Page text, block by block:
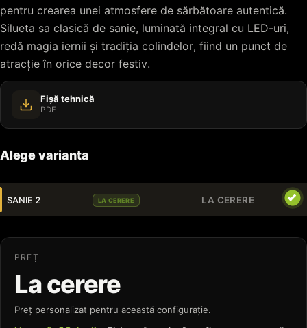
pentru crearea unei atmosfere de sărbătoare autentică.
Silueta sa clasică de sanie, luminată integral cu LED-uri,
redă magia iernii și tradiția colindelor, fiind un punct de
atracție în orice decor festiv.
Fișă tehnică
PDF
Alege varianta
SANIE 2 LA CERERE LA CERERE
PREȚ
La cerere
Preț personalizat pentru această configurație.